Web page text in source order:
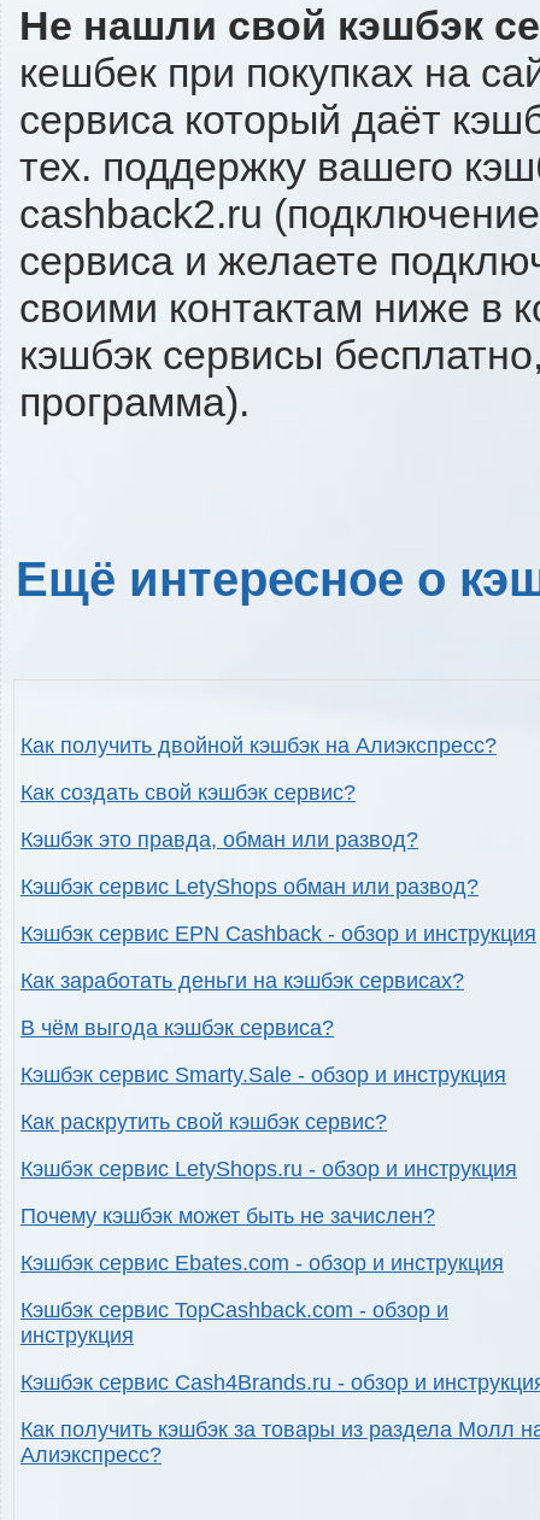
Не нашли свой кэшбэк
кешбек при покупках на
сервиса который даёт
тех. поддержку вашего
cashback2.ru
сервиса и желаете
своими контактам ниже в
кэшбэк сервисы
программа).
Ещё интересное о
Как получить двойной кэшбэк на Алиэкспресс?
Как создать свой кэшбэк сервис?
Кэшбэк это правда, обман или развод?
Кэшбэк сервис LetyShops обман или развод?
Кэшбэк сервис EPN Cashback - обзор и инструкция
Как заработать деньги на кэшбэк сервисах?
В чём выгода кэшбэк сервиса?
Кэшбэк сервис Smarty.Sale - обзор и инструкция
Как раскрутить свой кэшбэк сервис?
Кэшбэк сервис LetyShops.ru - обзор и инструкция
Почему кэшбэк может быть не зачислен?
Кэшбэк сервис Ebates.com - обзор и инструкция
Кэшбэк сервис TopCashback.com - обзор и
инструкция
Кэшбэк сервис Cash4Brands.ru - обзор и
Как получить кэшбэк за товары из раздела Молл
Алиэкспресс?